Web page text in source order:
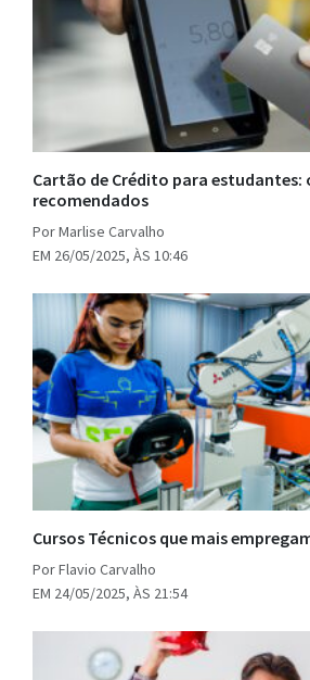
Cartão de Crédito para estudantes:
recomendados
Por Marlise Carvalho
EM 26/05/2025, ÀS 10:46
Cursos Técnicos que mais
Por Flavio Carvalho
EM 24/05/2025, ÀS 21:54